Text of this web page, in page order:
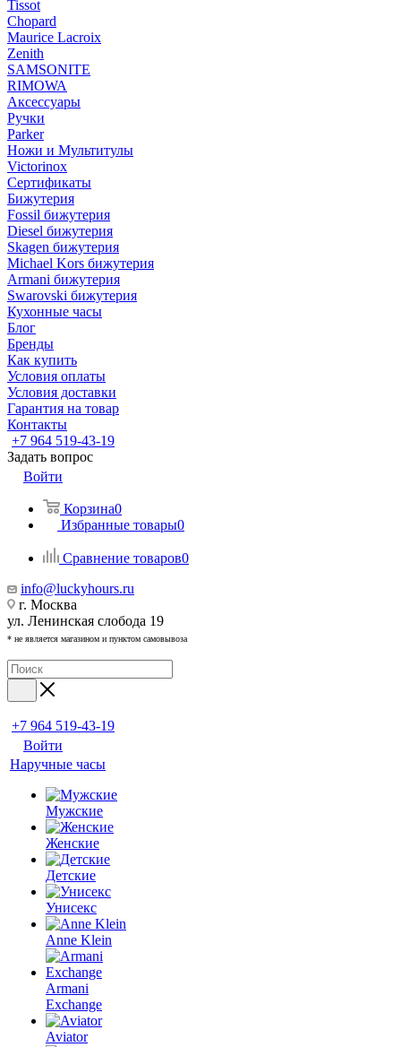
Tissot
Chopard
Maurice Lacroix
Zenith
SAMSONITE
RIMOWA
Аксессуары
Ручки
Parker
Ножи и Мультитулы
Victorinox
Сертификаты
Бижутерия
Fossil бижутерия
Diesel бижутерия
Skagen бижутерия
Michael Kors бижутерия
Armani бижутерия
Swarovski бижутерия
Кухонные часы
Блог
Бренды
Как купить
Условия оплаты
Условия доставки
Гарантия на товар
Контакты
+7 964 519-43-19
Задать вопрос
Войти
Корзина0
Избранные товары0
Сравнение товаров0
info@luckyhours.ru
г. Москва
ул. Ленинская слобода 19
* не является магазином и пунктом самовывоза
+7 964 519-43-19
Войти
Наручные часы
Мужские
Женские
Детские
Унисекс
Anne Klein
Armani
Exchange
Aviator